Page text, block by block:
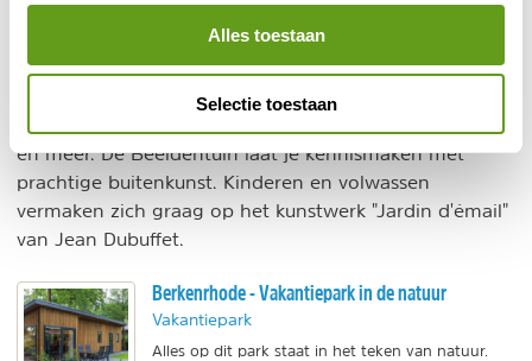
Alles toestaan
Selectie toestaan
Midden in het park van de Hoge Veluwe staat het
indrukwekkende Kröller-Müller, met vele mooie
moderne kunstobjecten: schilderijen van onder meer
en meer. De Beeldentuin laat je kennismaken met
prachtige buitenkunst. Kinderen en volwassen
vermaken zich graag op het kunstwerk "Jardin d'émail"
van Jean Dubuffet.
Berkenrhode - Vakantiepark in de natuur
Vakantiepark
Alles op dit park staat in het teken van natuur.